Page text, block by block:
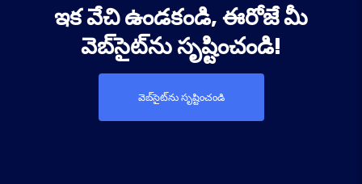
ఇక వేచి ఉండకండి, ఈరోజే మీ
వెబ్‌సైట్‌ను సృష్టించండి!
వెబ్‌సైట్‌ను సృష్టించండి